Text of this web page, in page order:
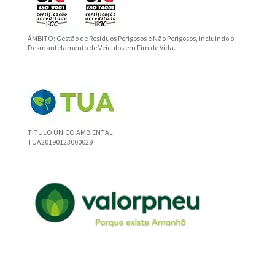
ÂMBITO: Gestão de Resíduos Perigosos e Não Perigosos, incluindo o
Desmantelamento de Veículos em Fim de Vida.
TÍTULO ÚNICO AMBIENTAL:
TUA20190123000029